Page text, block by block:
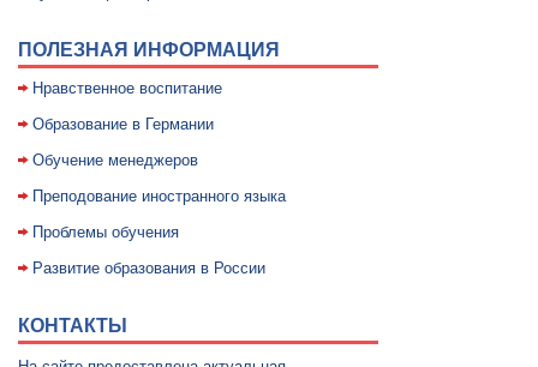
ПОЛЕЗНАЯ ИНФОРМАЦИЯ
Нравственное воспитание
Образование в Германии
Обучение менеджеров
Преподование иностранного языка
Проблемы обучения
Развитие образования в России
КОНТАКТЫ